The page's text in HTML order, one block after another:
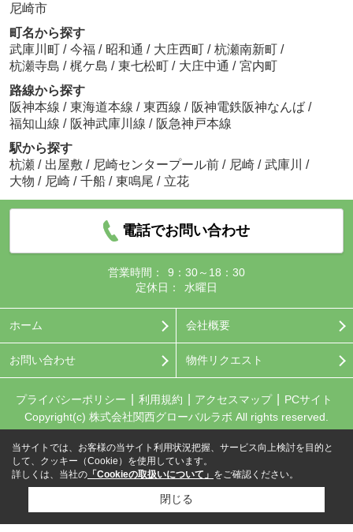
尼崎市
町名から探す
武庫川町 / 今福 / 昭和通 / 大庄西町 / 杭瀬南新町 /
杭瀬寺島 / 梶ケ島 / 東七松町 / 大庄中通 / 宮内町
路線から探す
阪神本線 / 東海道本線 / 東西線 / 阪神電鉄阪神なんば /
福知山線 / 阪神武庫川線 / 阪急神戸本線
駅から探す
杭瀬 / 出屋敷 / 尼崎センタープール前 / 尼崎 / 武庫川
/
大物 / 尼崎 / 千船 / 東鳴尾 / 立花
電話でお問い合わせ
営業時間：
9：30～18：30
定休日：
水曜日
ホーム 会社概要
お問い合わせ 物件リクエスト
プライバシーポリシー 利用規約 アクセスマップ
PCサイト
Copyright(c) 株式会社関西グローバルラボ All rights reserved.
当サイトでは、お客様の当サイト利用状況把握、サービス向上検討を目的と
して、クッキー（Cookie）を使用しています。
詳しくは、当社の 「Cookieの取扱いについて」 をご確認ください。
閉じる